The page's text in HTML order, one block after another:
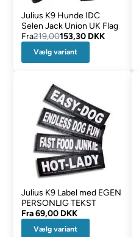
Julius K9 Hunde IDC
Selen Jack Union UK Flag
Fra219,00153,30 DKK
Vælg variant
Julius K9 Label med EGEN
PERSONLIG TEKST
Fra69,00 DKK
Vælg variant